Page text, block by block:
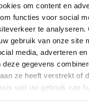
om content en
functies voor social
te analyseren.
gebruik van onze site
media, adverteren
deze gegevens
ze heeft verstrekt of
van uw gebruik van
76% katoen, 22% nylon &
BEKIJK ALLE SOKKEN